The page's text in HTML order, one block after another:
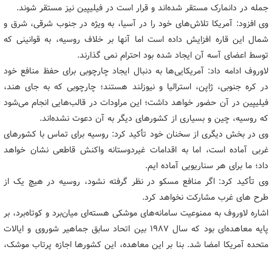
جمله در دانمارک مستقر شده‌اند و قرار است در فیلیپین نیز مستقر شوند.
وی افزود: آمریکا تلاش‌های خود را در آسیا، به ویژه در جنوب شرقی، شرق و
شمال این قاره افزایش داده است اما آنها بر خلاف روسیه، به قوانینی که
توسط اعضای آسه آن ایجاد شده بود احترام نمی گذارند.
لاوروف ادامه داد: آمریکایی‌ها به دنبال ایجاد چارچوبی برای حفظ منافع خود
در کره جنوبی، ژاپن، استرالیا و نیوزلند هستند؛ چارچوبی که به جای هند،
فیلیپین در آن حضور خواهد داشت؛ این مراودات در قالب‌هایی انجام می‌شود
که روسیه، چین و بسیاری از کشورهای دیگر به آن دعوت نشده‌اند.
وی در بخش دیگری از سخنان خود تأکید کرد: روسیه برای تماس با کشورهای
غربی آماده است، اما به اقدامات غیردوستانه واکنش قاطعی نشان خواهد
داد؛ ما برای هر سناریویی آماده ایم.
وی تأکید کرد: اگر منافع مسکو در نظر گرفته نشود، روسیه در هیچ یک از
طرح های غرب مشارکت نخواهد کرد.
اشاره لاوروف به ممنوعیت سامانه‌های موشکی هسته‌ای میان‌برد و کوتاه‌برد، بر
پایه معاهده‌ای بود که سال ۱۹۸۷ بین اتحاد سابق جماهیر شوروی و ایالات
متحده آمریکا امضا شد. بنا بر این معاهده، این کشورها اجازه پرتاب موشک،